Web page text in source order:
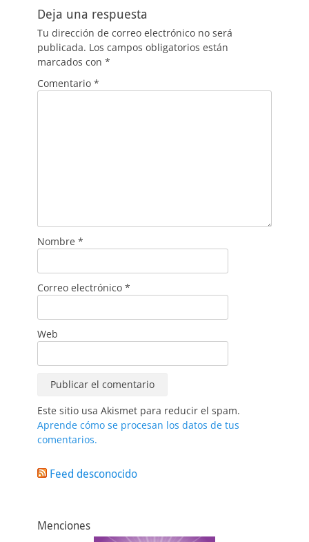
Deja una respuesta
Tu dirección de correo electrónico no será
publicada. Los campos obligatorios están
marcados con *
Comentario *
Nombre *
Correo electrónico *
Web
Este sitio usa Akismet para reducir el spam.
Aprende cómo se procesan los datos de tus
comentarios.
Feed desconocido
Menciones